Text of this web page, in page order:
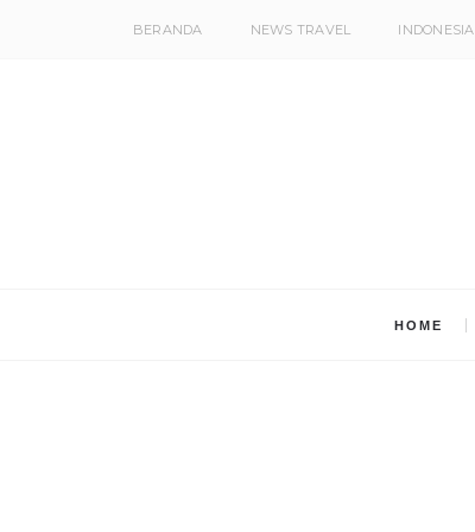
BERANDA NEWS TRAVEL INDONESIA
HOME